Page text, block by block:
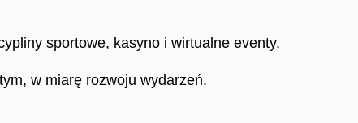
sportowe, kasyno i wirtualne eventy.
w miarę rozwoju wydarzeń.